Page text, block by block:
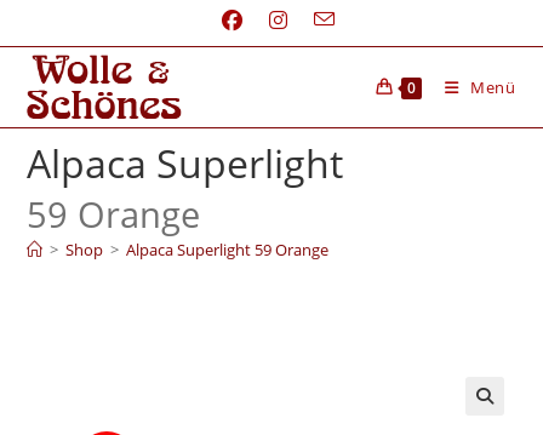
0 Menü
Alpaca Superlight
59 Orange
> Shop > Alpaca Superlight 59 Orange